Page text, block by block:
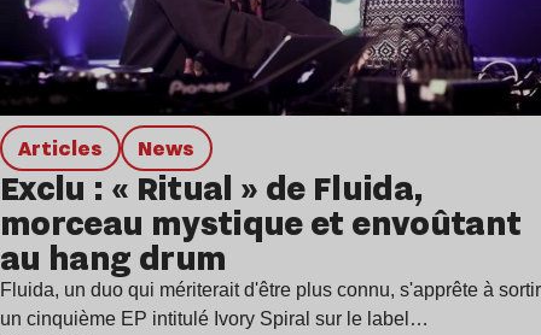
Articles news
Exclu : « Ritual » de Fluida,
morceau mystique et envoûtant
au hang drum
Fluida, un duo qui mériterait d'être plus connu, s'apprête à sortir
un cinquième EP intitulé Ivory Spiral sur le label…